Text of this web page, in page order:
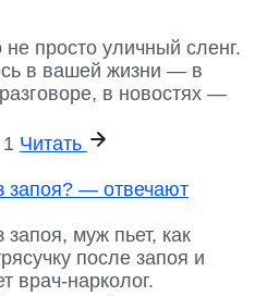
просто уличный сленг.
в вашей жизни — в
в новостях —
1 Читать
запоя? — отвечают
запоя, муж пьет, как
после запоя и
врач-нарколог.